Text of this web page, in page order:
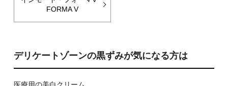
FORMA V
デリケートゾーンの黒ずみが気になる方は